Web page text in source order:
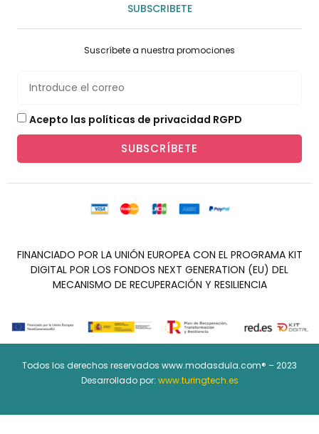
SUBSCRIBETE
Suscríbete a nuestra promociones
Acepto las políticas de privacidad RGPD
SUBSCRÍBETE
FINANCIADO POR LA UNIÓN EUROPEA CON EL PROGRAMA KIT
DIGITAL POR LOS FONDOS NEXT GENERATION (EU) DEL
MECANISMO DE RECUPERACIÓN Y RESILIENCIA
Todos los derechos reservados www.modasdula.com® – 2023
Desarrollado por: www.turingtech.es